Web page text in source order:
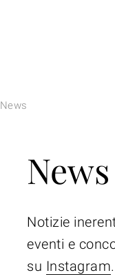
News
News
Notizie
eventi e
su Instagram.